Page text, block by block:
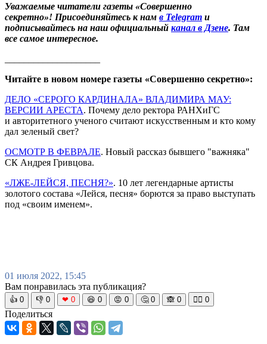
Уважаемые читатели газеты «Совершенно
секретно»! Присоединяйтесь к нам в Telegram и
подписывайтесь на наш официальный канал в Дзене. Там
все самое интересное.
Читайте в новом номере газеты «Совершенно секретно»:
ДЕЛО «СЕРОГО КАРДИНАЛА» ВЛАДИМИРА МАУ:
ВЕРСИИ АРЕСТА. Почему дело ректора РАНХиГС
и авторитетного ученого считают искусственным и кто кому
дал зеленый свет?
ОСМОТР В ФЕВРАЛЕ. Новый рассказ бывшего "важняка"
СК Андрея Гривцова.
«ЛЖЕ-ЛЕЙСЯ, ПЕСНЯ?». 10 лет легендарные артисты
золотого состава «Лейся, песня» борются за право выступать
под «своим именем».
01 июля 2022, 15:45
Вам понравилась эта публикация?
👍 0 👎 0 ❤ 0 😆 0 😡 0 🤔 0 🙈 0 🧘‍♀️ 0
Поделиться